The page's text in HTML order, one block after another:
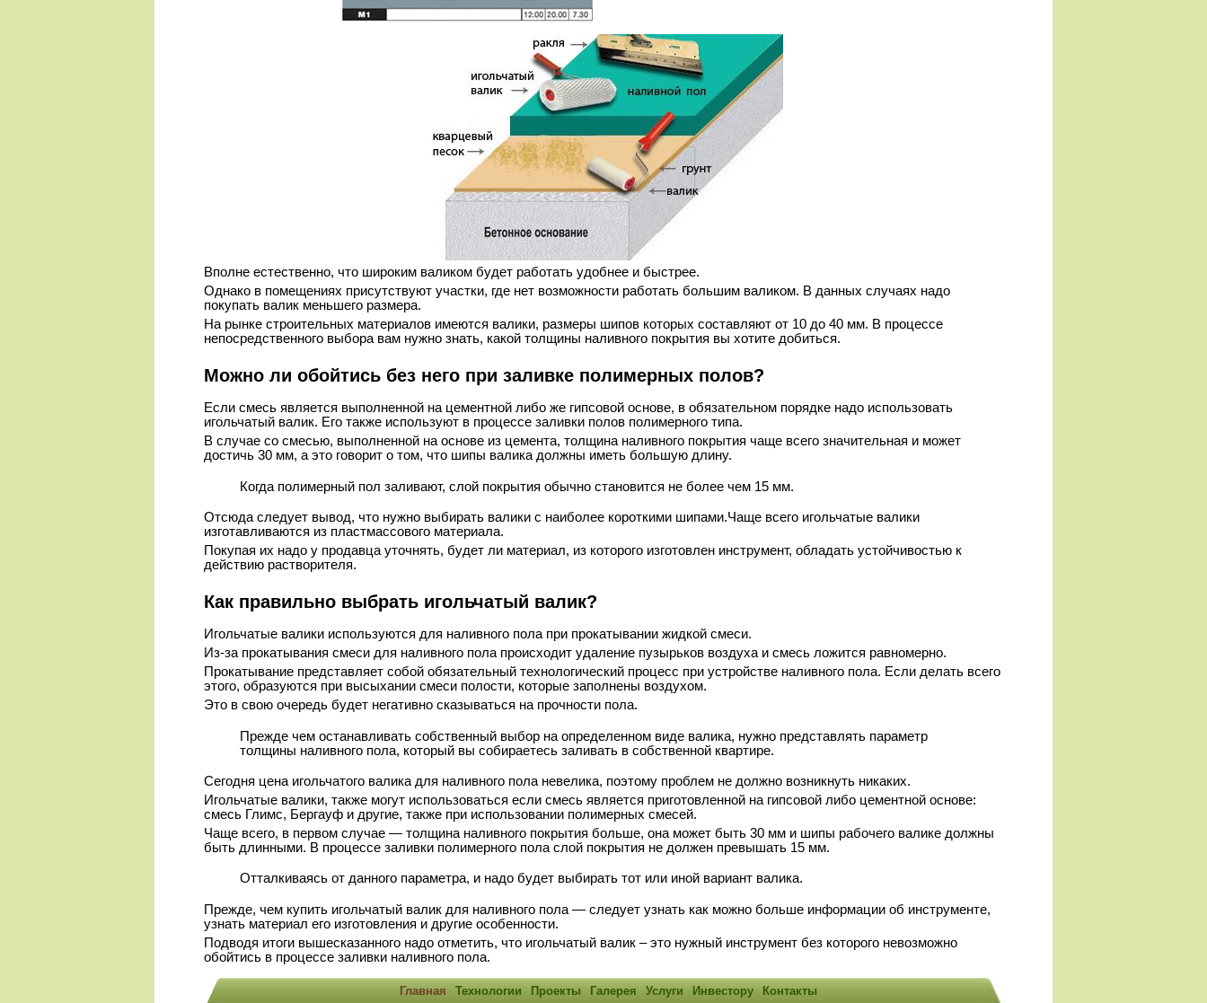
Вполне естественно, что широким валиком будет работать удобнее и быстрее.
Однако в помещениях присутствуют участки, где нет возможности работать большим валиком. В данных случаях надо
покупать валик меньшего размера.
На рынке строительных материалов имеются валики, размеры шипов которых составляют от 10 до 40 мм. В процессе
непосредственного выбора вам нужно знать, какой толщины наливного покрытия вы хотите добиться.
Можно ли обойтись без него при заливке полимерных полов?
Если смесь является выполненной на цементной либо же гипсовой основе, в обязательном порядке надо использовать
игольчатый валик. Его также используют в процессе заливки полов полимерного типа.
В случае со смесью, выполненной на основе из цемента, толщина наливного покрытия чаще всего значительная и может
достичь 30 мм, а это говорит о том, что шипы валика должны иметь большую длину.
Когда полимерный пол заливают, слой покрытия обычно становится не более чем 15 мм.
Отсюда следует вывод, что нужно выбирать валики с наиболее короткими шипами.Чаще всего игольчатые валики
изготавливаются из пластмассового материала.
Покупая их надо у продавца уточнять, будет ли материал, из которого изготовлен инструмент, обладать устойчивостью к
действию растворителя.
Как правильно выбрать игольчатый валик?
Игольчатые валики используются для наливного пола при прокатывании жидкой смеси.
Из-за прокатывания смеси для наливного пола происходит удаление пузырьков воздуха и смесь ложится равномерно.
Прокатывание представляет собой обязательный технологический процесс при устройстве наливного пола. Если делать всего
этого, образуются при высыхании смеси полости, которые заполнены воздухом.
Это в свою очередь будет негативно сказываться на прочности пола.
Прежде чем останавливать собственный выбор на определенном виде валика, нужно представлять параметр
толщины наливного пола, который вы собираетесь заливать в собственной квартире.
Сегодня цена игольчатого валика для наливного пола невелика, поэтому проблем не должно возникнуть никаких.
Игольчатые валики, также могут использоваться если смесь является приготовленной на гипсовой либо цементной основе:
смесь Глимс, Бергауф и другие, также при использовании полимерных смесей.
Чаще всего, в первом случае — толщина наливного покрытия больше, она может быть 30 мм и шипы рабочего валике должны
быть длинными. В процессе заливки полимерного пола слой покрытия не должен превышать 15 мм.
Отталкиваясь от данного параметра, и надо будет выбирать тот или иной вариант валика.
Прежде, чем купить игольчатый валик для наливного пола — следует узнать как можно больше информации об инструменте,
узнать материал его изготовления и другие особенности.
Подводя итоги вышесказанного надо отметить, что игольчатый валик – это нужный инструмент без которого невозможно
обойтись в процессе заливки наливного пола.
Главная Технологии Проекты Галерея Услуги Инвестору Контакты